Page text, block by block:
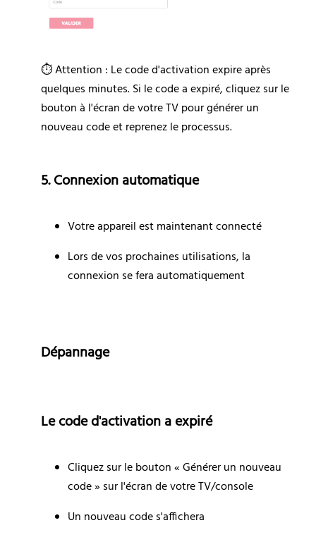
⏱️ Attention : Le code d'activation expire après
quelques minutes. Si le code a expiré, cliquez sur le
bouton à l'écran de votre TV pour générer un
nouveau code et reprenez le processus.
5. Connexion automatique
Votre appareil est maintenant connecté
Lors de vos prochaines utilisations, la
connexion se fera automatiquement
Dépannage
Le code d'activation a expiré
Cliquez sur le bouton « Générer un nouveau
code » sur l'écran de votre TV/console
Un nouveau code s'affichera